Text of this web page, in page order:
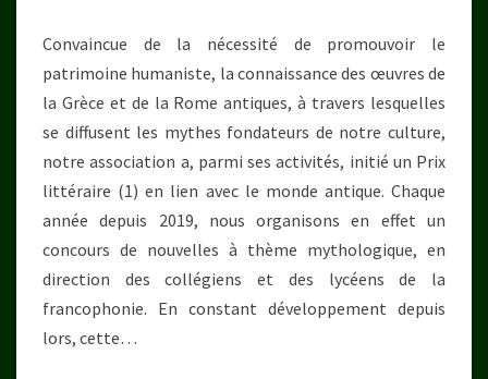
L’AFPEAH
AU
PALAIS
DU
LUXEMBOURG
Convaincue de la nécessité de promouvoir le
patrimoine humaniste, la connaissance des œuvres de
la Grèce et de la Rome antiques, à travers lesquelles
se diffusent les mythes fondateurs de notre culture,
notre association a, parmi ses activités, initié un Prix
littéraire (1) en lien avec le monde antique. Chaque
année depuis 2019, nous organisons en effet un
concours de nouvelles à thème mythologique, en
direction des collégiens et des lycéens de la
francophonie. En constant développement depuis
lors, cette…